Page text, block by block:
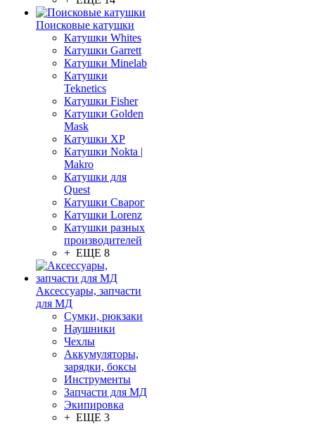
Поисковые катушки
Катушки Whites
Катушки Garrett
Катушки Minelab
Катушки
Teknetics
Катушки Fisher
Катушки Golden
Mask
Катушки XP
Катушки Nokta |
Makro
Катушки для
Quest
Катушки Сварог
Катушки Lorenz
Катушки разных
производителей
+ ЕЩЕ 8
Аксессуары, запчасти
для МД
Сумки, рюкзаки
Наушники
Чехлы
Аккумуляторы,
зарядки, боксы
Инструменты
Запчасти для МД
Экипировка
+ ЕЩЕ 3